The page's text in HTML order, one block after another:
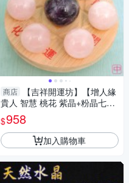
商店
【吉祥開運坊】【增人緣
貴人 智慧 桃花 紫晶+粉晶七星
陣 中型 附孟宗竹底盤】淨化 擇
日
$958
加入購物車